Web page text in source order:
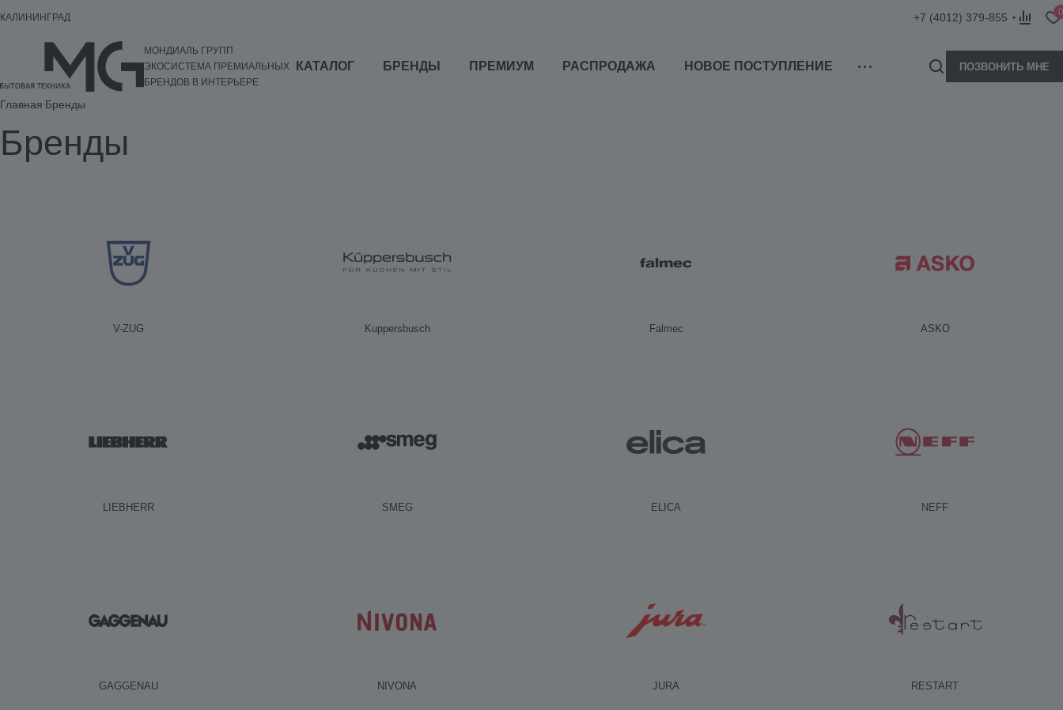
КАЛИНИНГРАД +7 (4012) 379-855 0
МОНДИАЛЬ ГРУПП
ЭКОСИСТЕМА ПРЕМИАЛЬНЫХ
БРЕНДОВ В ИНТЕРЬЕРЕ
КАТАЛОГ БРЕНДЫ ПРЕМИУМ РАСПРОДАЖА НОВОЕ ПОСТУПЛЕНИЕ ПОЗВОНИТЬ МНЕ
Главная Бренды
Бренды
V-ZUG Kuppersbusch Falmec ASKO
LIEBHERR SMEG ELICA NEFF
GAGGENAU NIVONA JURA RESTART